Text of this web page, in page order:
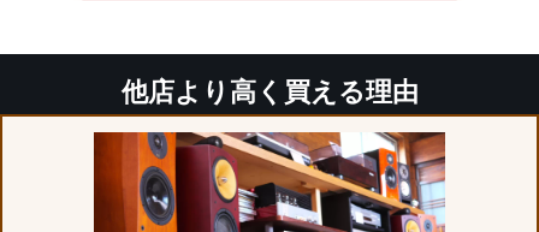
他店より高く買える理由